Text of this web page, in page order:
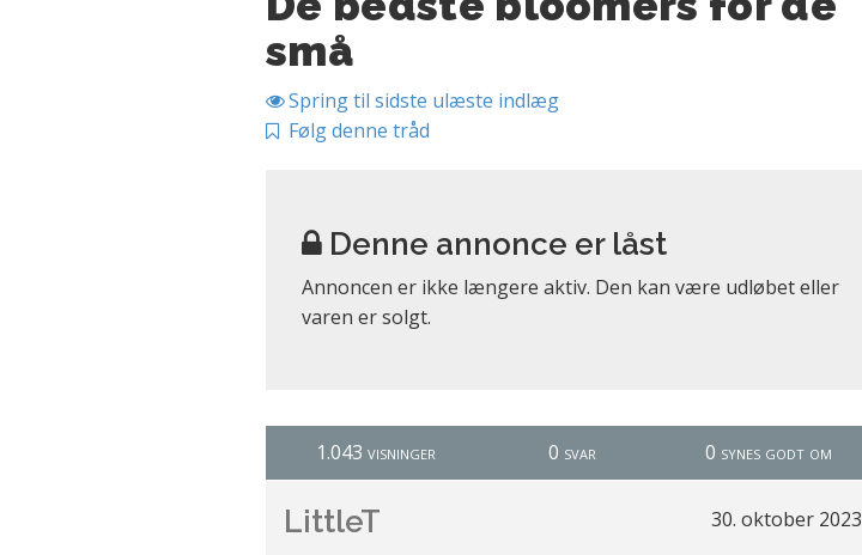
små
Spring til sidste ulæste indlæg
Følg denne tråd
Denne annonce er låst
Annoncen er ikke længere aktiv. Den kan være udløbet eller
varen er solgt.
1.043 visninger 0 svar 0 synes godt om
30. oktober 2023
LittleT